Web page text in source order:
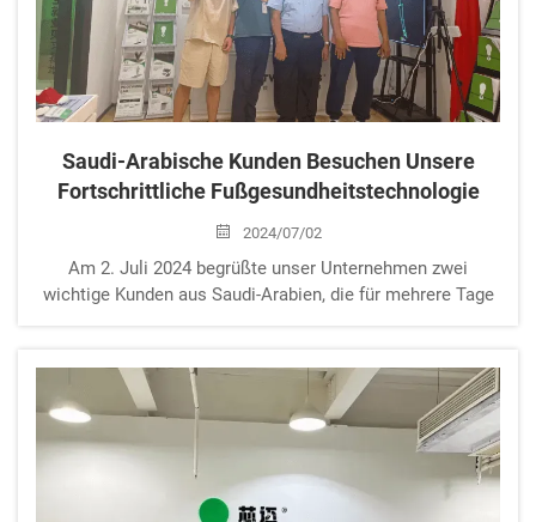
Saudi-Arabische Kunden Besuchen Unsere
Fortschrittliche Fußgesundheitstechnologie
2024/07/02
Am 2. Juli 2024 begrüßte unser Unternehmen zwei
wichtige Kunden aus Saudi-Arabien, die für mehrere Tage
Besuchs zeigten sich unsere Kunden als Profis aus Saudi-
Arabien mit fast 15 Jahren reicher ...